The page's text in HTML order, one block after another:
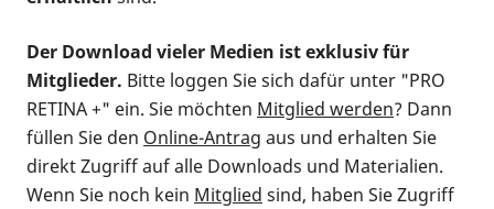
Der Download vieler Medien ist exklusiv für
Mitglieder. Bitte loggen Sie sich dafür unter "PRO
RETINA +" ein. Sie möchten Mitglied werden? Dann
füllen Sie den Online-Antrag aus und erhalten Sie
direkt Zugriff auf alle Downloads und Materialien.
Wenn Sie noch kein Mitglied sind, haben Sie Zugriff